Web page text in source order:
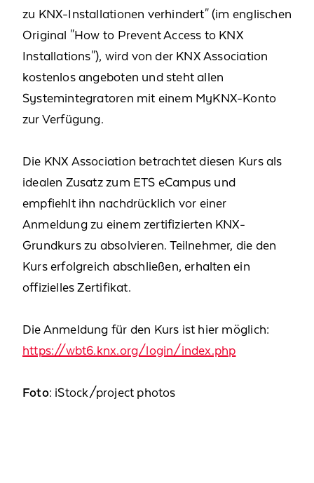
zu KNX-Installationen verhindert" (im englischen
Original "How to Prevent Access to KNX
Installations"), wird von der KNX Association
kostenlos angeboten und steht allen
Systemintegratoren mit einem MyKNX-Konto
zur Verfügung.
Die KNX Association betrachtet diesen Kurs als
idealen Zusatz zum ETS eCampus und
empfiehlt ihn nachdrücklich vor einer
Anmeldung zu einem zertifizierten KNX-
Grundkurs zu absolvieren. Teilnehmer, die den
Kurs erfolgreich abschließen, erhalten ein
offizielles Zertifikat.
Die Anmeldung für den Kurs ist hier möglich:
https://wbt6.knx.org/login/index.php
Foto: iStock/project photos